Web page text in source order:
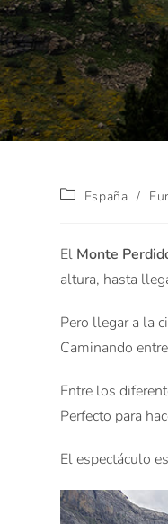
España /
El Monte
altura, hasta
Pero llegar a la
Caminando
Entre los
Perfecto para
El espectáculo